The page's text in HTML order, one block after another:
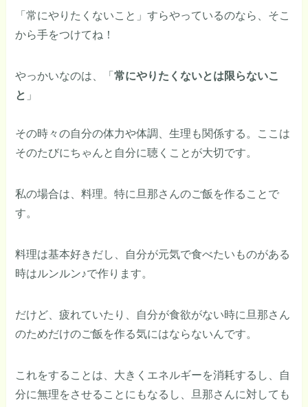
「常にやりたくないこと」すらやっているのなら、そこ
から手をつけてね！
やっかいなのは、「常にやりたくないとは限らないこ
と 」
その時々の自分の体力や体調、生理も関係する。ここは
そのたびにちゃんと自分に聴くことが大切です。
私の場合は、料理。特に旦那さんのご飯を作ることで
す。
料理は基本好きだし、自分が元気で食べたいものがある
時はルンルン♪で作ります。
だけど、疲れていたり、自分が食欲がない時に旦那さん
のためだけのご飯を作る気にはならないんです。
これをすることは、大きくエネルギーを消耗するし、自
分に無理をさせることにもなるし、旦那さんに対しても